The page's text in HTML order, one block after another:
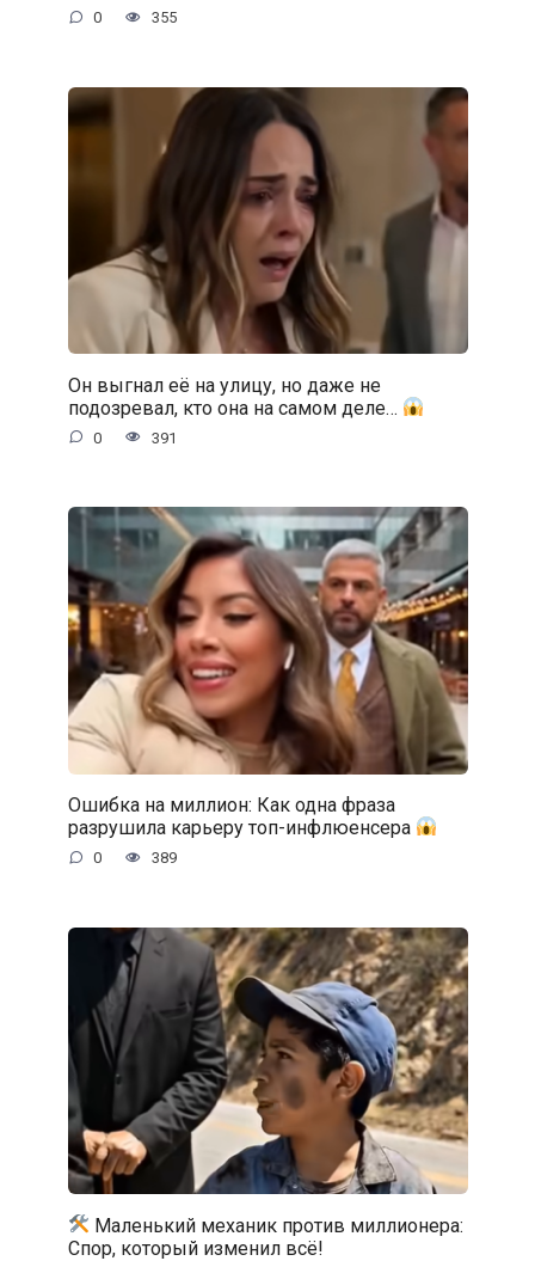
0 355
Он выгнал её на улицу, но даже не
подозревал, кто она на самом деле…
0 391
Ошибка на миллион: Как одна фраза
разрушила карьеру топ-инфлюенсера
0 389
Маленький механик против миллионера:
Спор, который изменил всё!